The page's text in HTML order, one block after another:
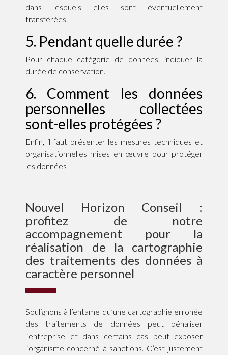
dans lesquels elles sont éventuellement
transférées.
5. Pendant quelle durée ?
Pour chaque catégorie de données, indiquer la
durée de conservation.
6. Comment les données
personnelles collectées
sont-elles protégées ?
Enfin, il faut présenter les mesures techniques et
organisationnelles mises en œuvre pour protéger
les données
Nouvel Horizon Conseil :
profitez de notre
accompagnement pour la
réalisation de la cartographie
des traitements des données à
caractère personnel
Soulignons à l’entame qu’une cartographie erronée
des traitements de données peut pénaliser
l’entreprise et dans certains cas peut exposer
l’organisme concerné à sanctions. C’est justement